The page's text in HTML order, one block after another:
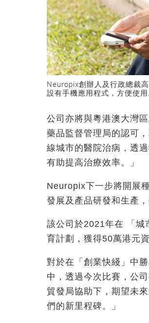
Neuropix創辦人及行政總裁
設有手機應用程式，方便使用
公司亦將與粵港澳大灣
藥品監督管理局的認可
線城市的醫院治病，透
有助提高治療效率。」
Neuropix下一步將開展
發展及產品研發和生產
該公司於2021年在 「城
育計劃，獲得50萬港元
對於在「創業快綫」中
中，透過今次比賽，公
貿發局協助下，期望未
們的新里程碑。」